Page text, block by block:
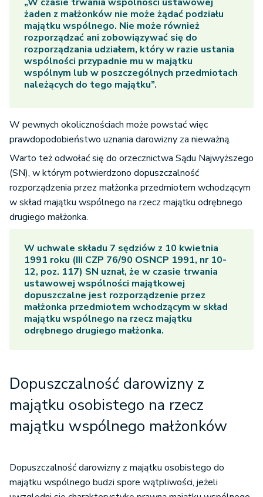
żaden z małżonków nie może żądać podziału
majątku wspólnego. Nie może również
rozporządzać ani zobowiązywać się do
rozporządzania udziałem, który w razie ustania
wspólności przypadnie mu w majątku
wspólnym lub w poszczególnych przedmiotach
należących do tego majątku”.
W pewnych okolicznościach może powstać więc
prawdopodobieństwo uznania darowizny za nieważną.
Warto też odwołać się do orzecznictwa Sądu Najwyższego
(SN), w którym potwierdzono dopuszczalność
rozporządzenia przez małżonka przedmiotem wchodzącym
w skład majątku wspólnego na rzecz majątku odrębnego
drugiego małżonka.
W uchwale składu 7 sędziów z 10 kwietnia
1991 roku (III CZP 76/90 OSNCP 1991, nr 10-
12, poz. 117) SN uznał, że w czasie trwania
ustawowej wspólności majątkowej
dopuszczalne jest rozporządzenie przez
małżonka przedmiotem wchodzącym w skład
majątku wspólnego na rzecz majątku
odrębnego drugiego małżonka.
Dopuszczalność darowizny z
majątku osobistego na rzecz
majątku wspólnego małżonków
Dopuszczalność darowizny z majątku osobistego do
majątku wspólnego budzi spore wątpliwości, jeżeli